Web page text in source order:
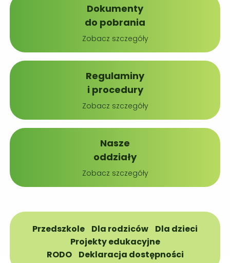
Dokumenty
do pobrania
Zobacz szczegóły
Regulaminy
i procedury
Zobacz szczegóły
Nasze
oddziały
Zobacz szczegóły
Przedszkole Dla rodziców
Dla dzieci
Projekty edukacyjne
RODO
Deklaracja dostępności